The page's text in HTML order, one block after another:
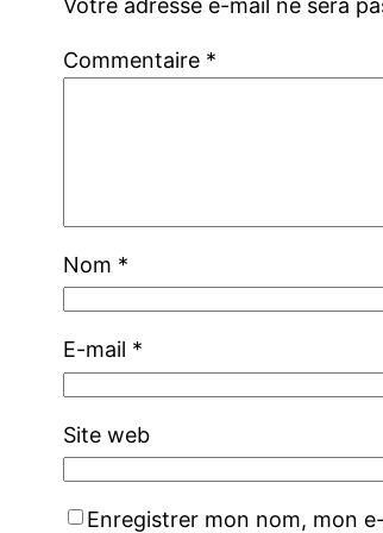
Commentaire *
Nom *
E-mail *
Site web
Enregistrer mon nom, mon